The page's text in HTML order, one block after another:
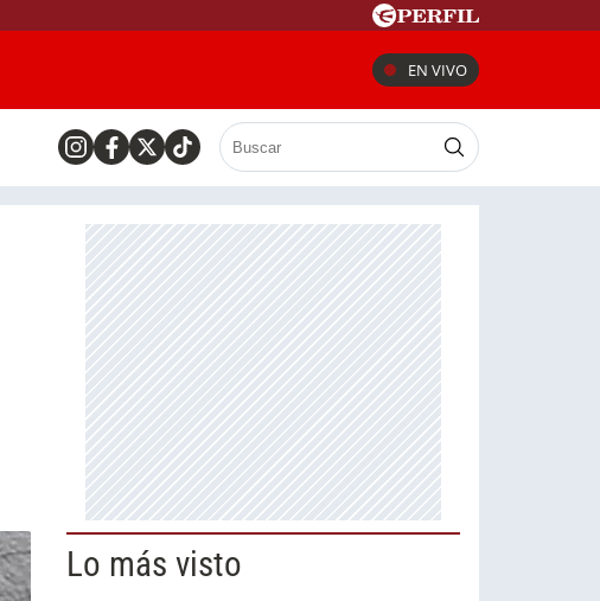
EN VIVO
Lo más visto